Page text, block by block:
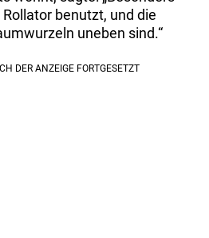
benutzt, und die
uneben sind.“